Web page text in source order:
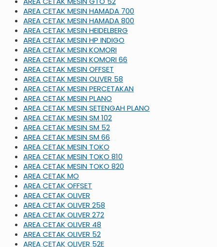
AREA CETAK MESIN HAMADA 700
AREA CETAK MESIN HAMADA 800
AREA CETAK MESIN HEIDELBERG
AREA CETAK MESIN HP INDIGO
AREA CETAK MESIN KOMORI
AREA CETAK MESIN KOMORI 66
AREA CETAK MESIN OFFSET
AREA CETAK MESIN OLIVER 58
AREA CETAK MESIN PERCETAKAN
AREA CETAK MESIN PLANO
AREA CETAK MESIN SETENGAH PLANO
AREA CETAK MESIN SM 102
AREA CETAK MESIN SM 52
AREA CETAK MESIN SM 66
AREA CETAK MESIN TOKO
AREA CETAK MESIN TOKO 810
AREA CETAK MESIN TOKO 820
AREA CETAK MO
AREA CETAK OFFSET
AREA CETAK OLIVER
AREA CETAK OLIVER 258
AREA CETAK OLIVER 272
AREA CETAK OLIVER 48
AREA CETAK OLIVER 52
AREA CETAK OLIVER 52E